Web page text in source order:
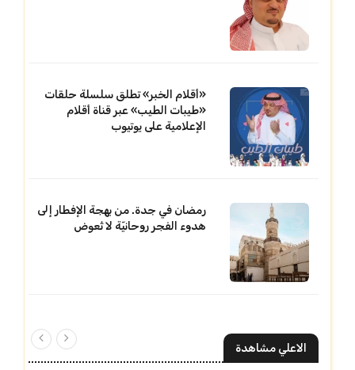
«أقلام الخبر» تطلق سلسلة حلقات
«طيبات الطيب» عبر قناة أقلام
الإعلامية على يوتيوب
رمضان في جدة. من بهجة الإفطار إلى
هدوء الفجر روحانيّة لا تُعوض
الاعلي مشاهدة